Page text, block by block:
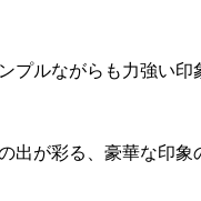
ルながらも力強い印
が彩る、豪華な印象